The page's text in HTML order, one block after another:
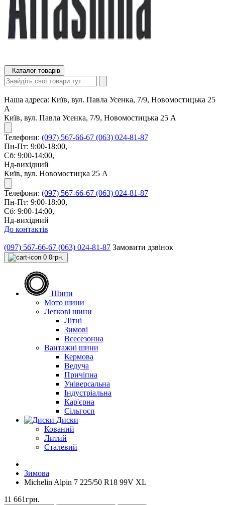
Каталог товарів
Наша адреса: Київ, вул. Павла Усенка, 7/9, Новомостицька 25
А
Київ, вул. Павла Усенка, 7/9, Новомостицька 25 А
Телефони: (097) 567-66-67 (063) 024-81-87
Пн-Пт: 9:00-18:00,
Сб: 9:00-14:00,
Нд-вихідний
Київ, вул. Новомостицка 25 А
Телефони: (097) 567-66-67 (063) 024-81-87
Пн-Пт: 9:00-18:00,
Сб: 9:00-14:00,
Нд-вихідний
До контактів
(097) 567-66-67 (063) 024-81-87 Замовити дзвінок
0 0грн.
Шини
Мото шини
Легкові шини
Літні
Зимові
Всесезонна
Вантажні шини
Кермова
Ведуча
Причіпна
Універсальна
Індустріальна
Кар'єрна
Сільгосп
Диски
Кований
Литий
Сталевий
Зимова
Michelin Alpin 7 225/50 R18 99V XL
11 661грн.